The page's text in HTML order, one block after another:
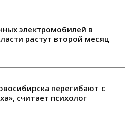
электромобилей в
растут второй месяц
перегибают с
считает психолог